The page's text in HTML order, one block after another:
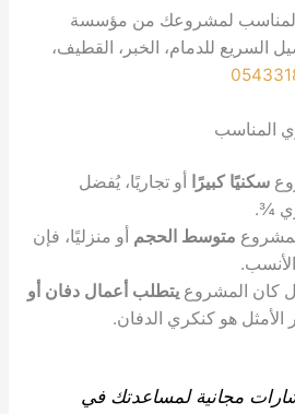
من مؤسسة
الخبر، القطيف،
تجاريًا، يُفضل
أو منزليًا، فإن
يتطلب أعمال دفان أو
الدفان.
في